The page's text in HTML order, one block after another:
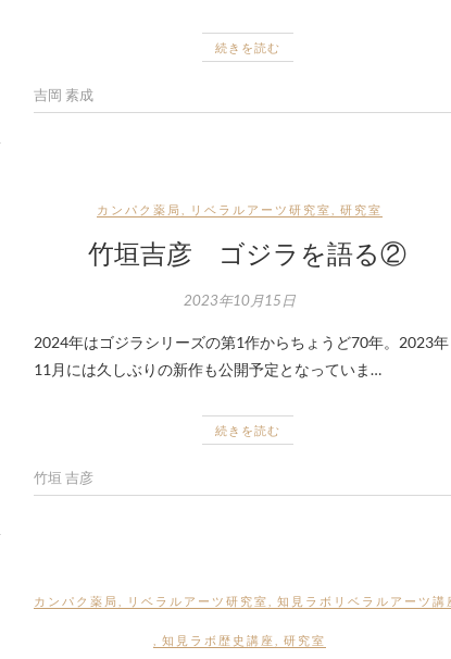
続きを読む
吉岡 素成
カンパク薬局 リベラルアーツ研究室 研究室
竹垣吉彦 ゴジラを語る②
2023年10月15日
2024年はゴジラシリーズの第1作からちょうど70年。2023年
11月には久しぶりの新作も公開予定となっていま…
続きを読む
竹垣 吉彦
カンパク薬局 リベラルアーツ研究室 ,知見ラボリベラルアーツ講
知見ラボ歴史講座 研究室